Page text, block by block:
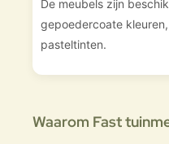
De meubels zijn
gepoedercoate
pasteltinten.
Waarom Fast